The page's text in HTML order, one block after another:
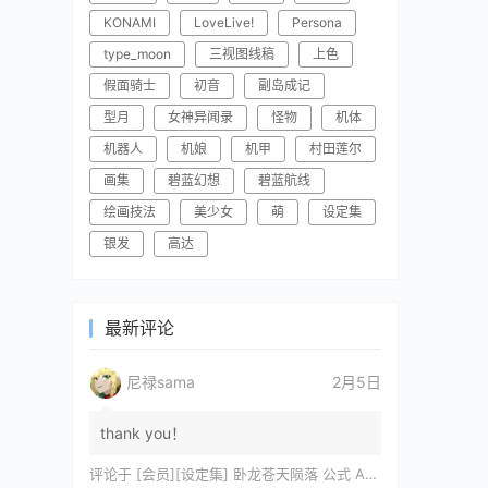
KONAMI LoveLive!
Persona
type_moon
三视图线稿
上色
假面骑士
初音
副岛成记
型月
女神异闻录 怪物
机体
机器人
机娘 机甲
村田莲尔
画集
碧蓝幻想
碧蓝航线
绘画技法
美少女 萌
设定集
银发
高达
最新评论
尼禄sama 2月5日
thank you！
评论于 [会员][设定集] 卧龙苍天陨落 公式 ARTWORKS[DL]